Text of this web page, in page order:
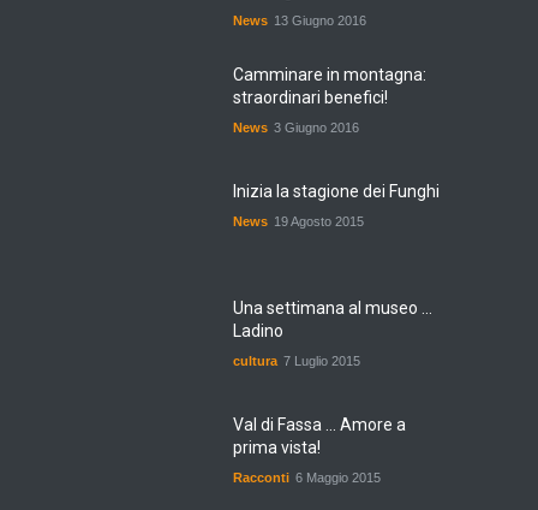
News 13 Giugno 2016
Camminare in montagna:
straordinari benefici!
News 3 Giugno 2016
Inizia la stagione dei Funghi
News 19 Agosto 2015
Una settimana al museo ...
Ladino
cultura 7 Luglio 2015
Val di Fassa ... Amore a
prima vista!
Racconti 6 Maggio 2015